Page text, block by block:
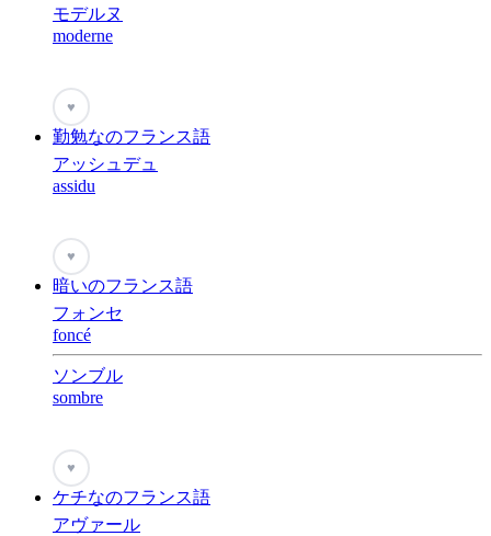
モデルヌ
moderne
♥
勤勉なのフランス語
アッシュデュ
assidu
♥
暗いのフランス語
フォンセ
foncé
ソンブル
sombre
♥
ケチなのフランス語
アヴァール